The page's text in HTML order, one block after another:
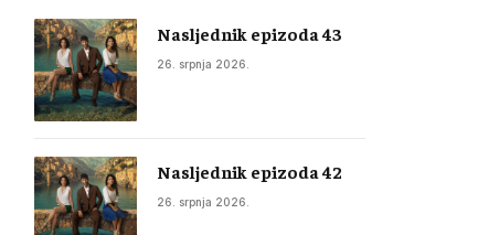
Nasljednik epizoda 43
26. srpnja 2026.
Nasljednik epizoda 42
26. srpnja 2026.